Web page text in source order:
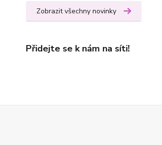
Zobrazit všechny novinky
Přidejte se k nám na síti!